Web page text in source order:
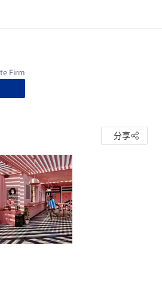
分享